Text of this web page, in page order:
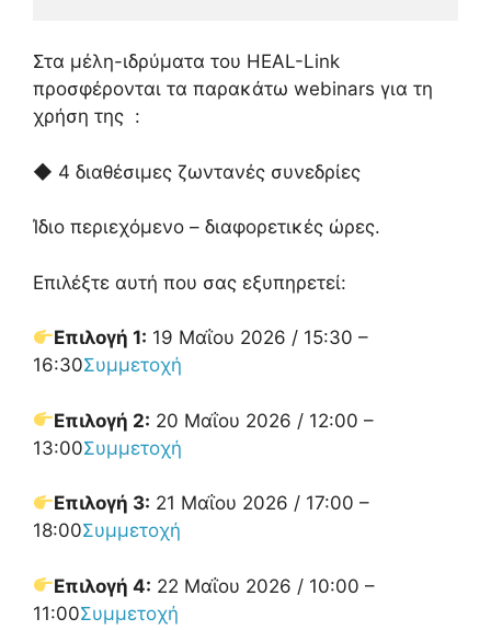
Στα μέλη-ιδρύματα του HEAL-Link
προσφέρονται τα παρακάτω webinars για τη
χρήση της :
◆ 4 διαθέσιμες ζωντανές συνεδρίες
Ίδιο περιεχόμενο – διαφορετικές ώρες.
Επιλέξτε αυτή που σας εξυπηρετεί:
Επιλογή 1: 19 Μαΐου 2026 / 15:30 –
16:30Συμμετοχή
Επιλογή 2: 20 Μαΐου 2026 / 12:00 –
13:00Συμμετοχή
Επιλογή 3: 21 Μαΐου 2026 / 17:00 –
18:00Συμμετοχή
Επιλογή 4: 22 Μαΐου 2026 / 10:00 –
11:00Συμμετοχή